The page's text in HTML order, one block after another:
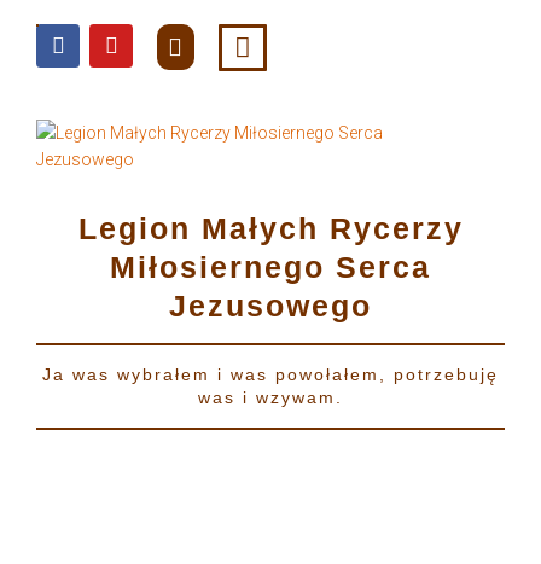
treści
Legion Małych Rycerzy
Miłosiernego Serca
Jezusowego
Ja was wybrałem i was powołałem, potrzebuję
was i wzywam.